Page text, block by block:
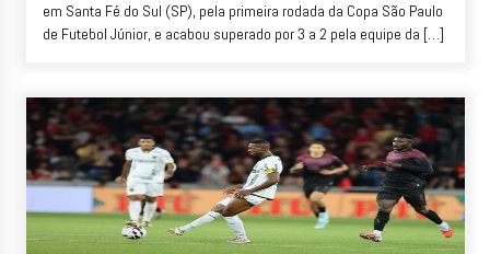
em Santa Fé do Sul (SP), pela primeira rodada da Copa São Paulo
de Futebol Júnior, e acabou superado por 3 a 2 pela equipe da […]